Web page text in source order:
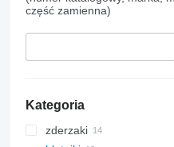
część zamienna)
Kategoria
zderzaki